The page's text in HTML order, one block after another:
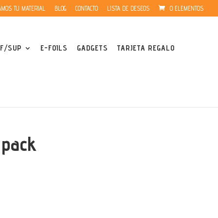
TU MATERIAL BLOG CONTACTO LISTA DE DESEOS 0 ELEMENTOS
SUP E-FOILS GADGETS TARJETA REGALO